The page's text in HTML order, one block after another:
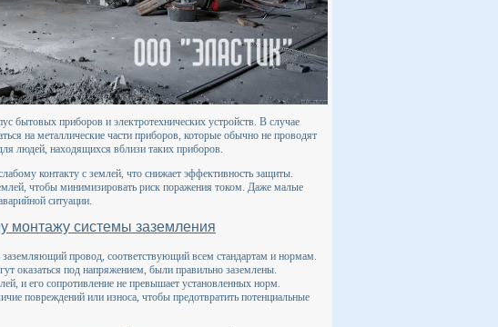
бытовых приборов и электротехнических устройств. В случае
на металлические части приборов, которые обычно не проводят
людей, находящихся вблизи таких приборов.
контакту с землей, что снижает эффективность защиты.
чтобы минимизировать риск поражения током. Даже малые
ситуации.
монтажу системы заземления
провод, соответствующий всем стандартам и нормам.
оказаться под напряжением, были правильно заземлены.
и его сопротивление не превышает установленных норм.
повреждений или износа, чтобы предотвратить потенциальные